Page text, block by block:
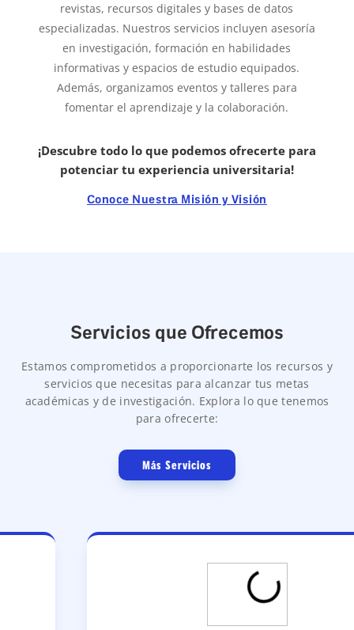
revistas, recursos digitales y bases de datos
especializadas. Nuestros servicios incluyen asesoría
en investigación, formación en habilidades
informativas y espacios de estudio equipados.
Además, organizamos eventos y talleres para
fomentar el aprendizaje y la colaboración.
¡Descubre todo lo que podemos ofrecerte para
potenciar tu experiencia universitaria!
Conoce Nuestra Misión y Visión
Servicios que Ofrecemos
Estamos comprometidos a proporcionarte los recursos y
servicios que necesitas para alcanzar tus metas
académicas y de investigación. Explora lo que tenemos
para ofrecerte:
Más Servicios